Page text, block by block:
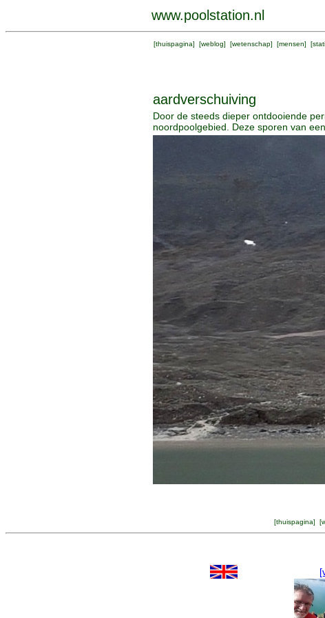
www.poolstation.nl
[thuispagina] [weblog] [wetenschap] [mensen] [
aardverschuiving
Door de steeds dieper ontdooiende
noordpoolgebied. Deze sporen van
[thuispagina] [